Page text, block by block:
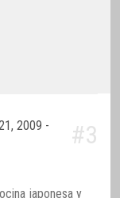
2009 -
#3
japonesa y